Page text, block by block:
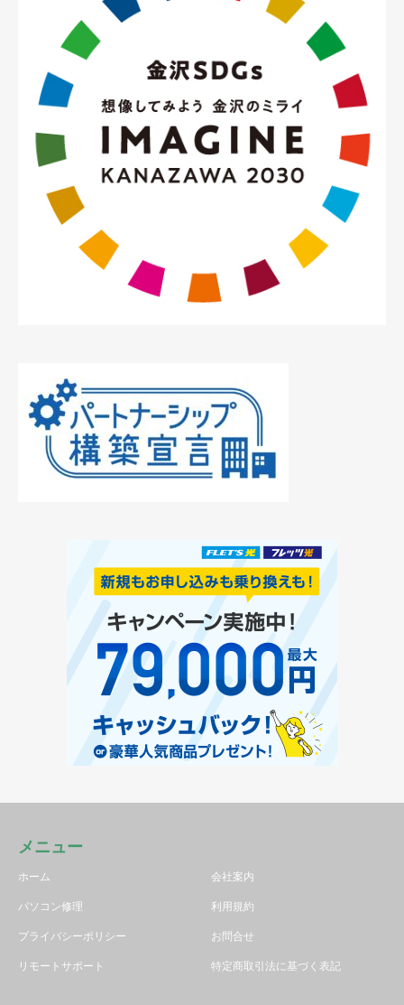
メニュー
ホーム 会社案内
パソコン修理 利用規約
プライバシーポリシー お問合せ
リモートサポート 特定商取引法に基づく表記